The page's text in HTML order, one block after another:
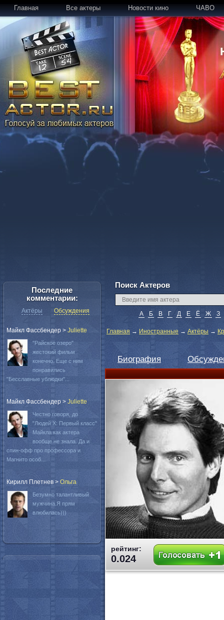
Главная Все актеры Новости кино ЧАВО
Поиск Актеров
А Б В Г Д Е Ё Ж З
Главная → Иностранные → Актёры →
Биография
рейтинг:
0.024
Последние
комментарии:
Актёры Обсуждения
Майкл Фассбендер > Juliette
"Райское озеро"
жестокий фильм
конечно. Еще с ним
понравились
"Бесславные ублюдки"...
Майкл Фассбендер > Juliette
Честно говоря, до
"Людей Х: Первый класс"
Майкла как актера
вообще не знала. Да и
спин-офф про профессора и
Магнито особ...
Кирилл Плетнев > Oльга
Безумно талантливый
мужчина.Я прям
влюбилась)))